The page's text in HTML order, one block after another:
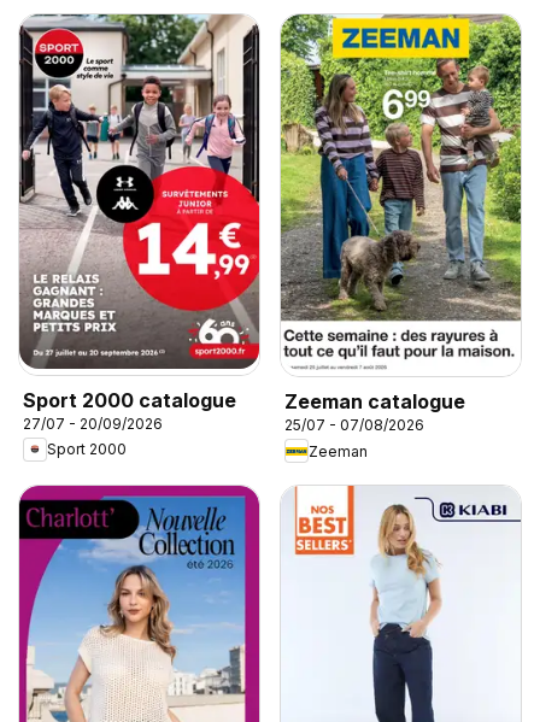
Sport 2000 catalogue
27/07 - 20/09/2026
Sport 2000
Zeeman catalogue
25/07 - 07/08/2026
Zeeman